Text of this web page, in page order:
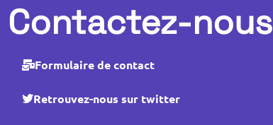
Contactez-nous
Formulaire de contact
Retrouvez-nous sur twitter